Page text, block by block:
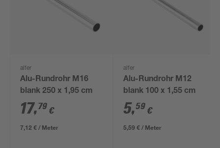
alfer
Alu-Rundrohr M16
blank 250 x 1,95 cm
17,79 €
7,12 € / Meter
alfer
Alu-Rundrohr M12
blank 100 x 1,55 cm
5,59 €
5,59 € / Meter